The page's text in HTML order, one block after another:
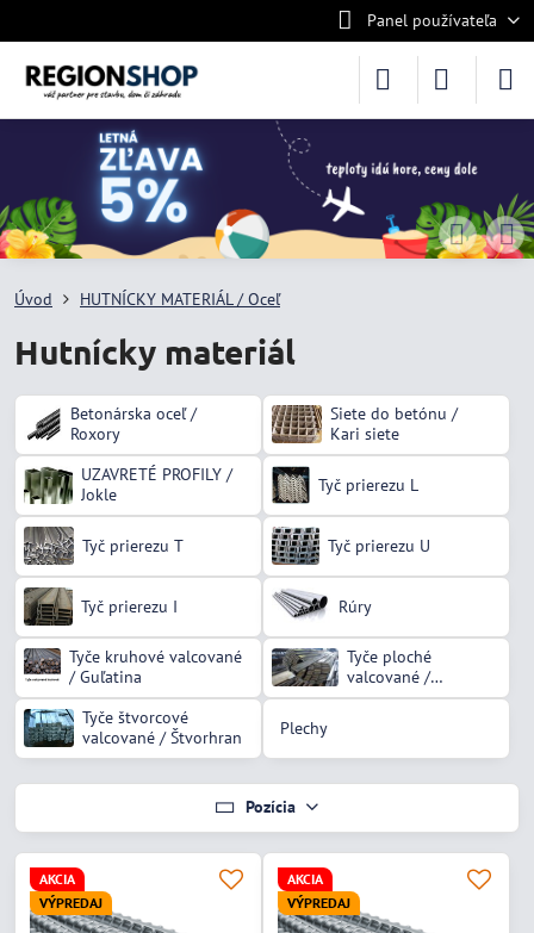
Panel používateľa
Úvod HUTNÍCKY MATERIÁL / Oceľ
Hutnícky materiál
Betonárska oceľ /
Roxory
Siete do betónu /
Kari siete
UZAVRETÉ PROFILY /
Jokle
Tyč prierezu L
Tyč prierezu T Tyč prierezu U
Tyč prierezu I Rúry
Tyče kruhové valcované
/ Guľatina
Tyče ploché
valcované /
Pásovina
Tyče štvorcové
valcované / Štvorhran
Plechy
Pozícia
AKCIA
VÝPREDAJ
AKCIA
VÝPREDAJ